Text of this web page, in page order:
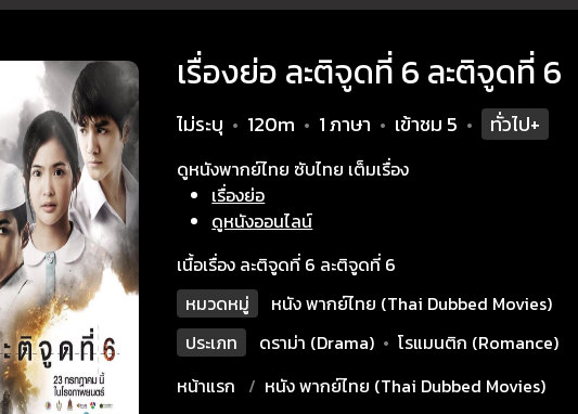
เรื่องย่อ ละติจูดที่ 6 ละติจูดที่ 6
ไม่ระบุ • 120m • 1 ภาษา • เข้าชม 5 • ทั่วไป+
ดูหนังพากย์ไทย ซับไทย เต็มเรื่อง
เรื่องย่อ
ดูหนังออนไลน์
เนื้อเรื่อง ละติจูดที่ 6 ละติจูดที่ 6
หมวดหมู่
หนัง พากย์ไทย (Thai Dubbed Movies)
ประเภท
ดราม่า (Drama) • โรแมนติก (Romance)
หน้าแรก
หนัง พากย์ไทย (Thai Dubbed Movies)